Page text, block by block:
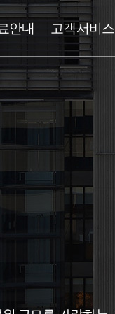
안내 고객서비스